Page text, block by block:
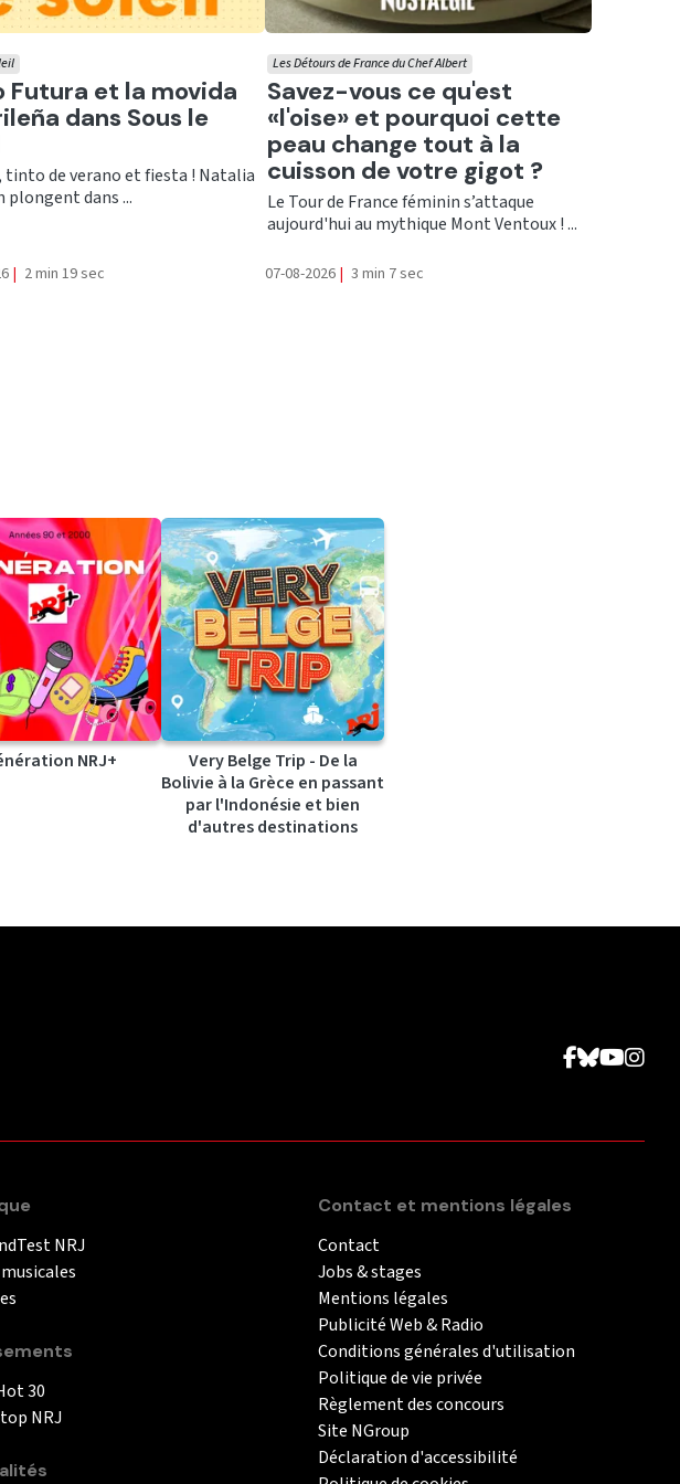
Futura et la movida
dans Sous le
tinto de verano et fiesta ! Natalia
plongent dans ...
| 2 min 19 sec
Ecouter
Savez-vous ce qu'est
«l'oise» et pourquoi cette
peau change tout à la
cuisson de votre gigot ?
Les Détours de France du Chef Albert
Le Tour de France féminin s’attaque
aujourd'hui au mythique Mont Ventoux ! ...
07-08-2026 | 3 min 7 sec
NRJ+
Very Belge Trip - De la
Bolivie à la Grèce en passant
par l'Indonésie et bien
d'autres destinations
NRJ
30
NRJ
Contact et mentions légales
Contact
Jobs & stages
Mentions légales
Publicité Web & Radio
Conditions générales d'utilisation
Politique de vie privée
Règlement des concours
Site NGroup
Déclaration d'accessibilité